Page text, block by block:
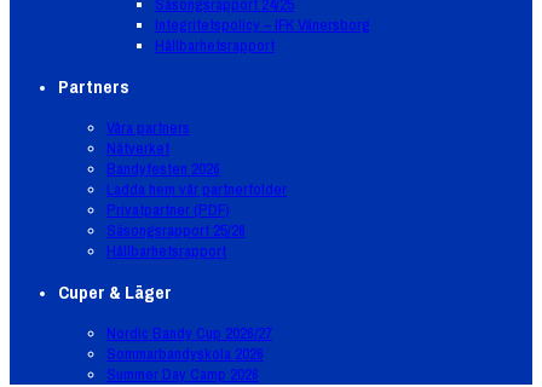
Integritetspolicy – IFK Vänersborg
Hållbarhetsrapport
Partners
Våra partners
Nätverket
Bandyfesten 2026
Ladda hem vår partnerfolder
Privatpartner (PDF)
Säsongsrapport 25/26
Hållbarhetsrapport
Cuper & Läger
Nordic Bandy Cup 2026/27
Sommarbandyskola 2026
Summer Day Camp 2026